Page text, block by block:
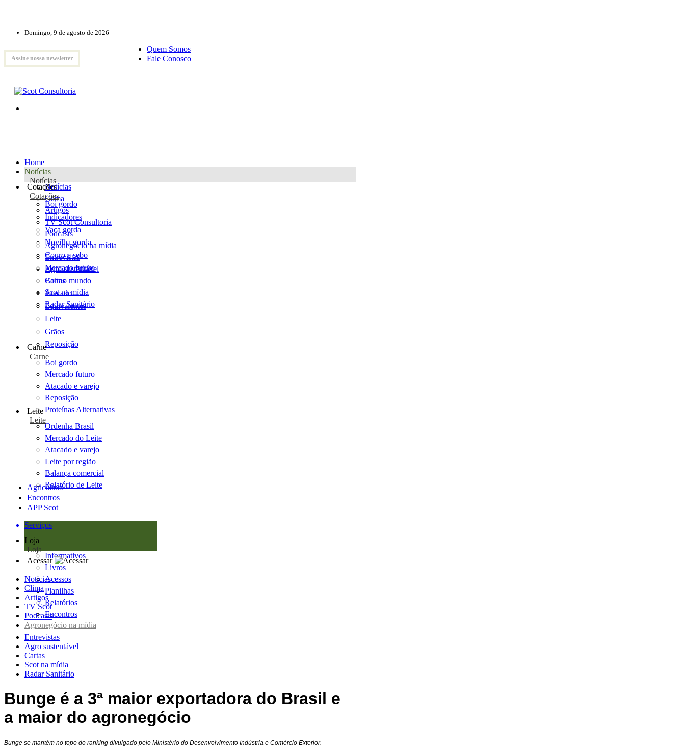
Domingo, 9 de agosto de 2026
Assine nossa newsletter
Quem Somos
Fale Conosco
Home
Notícias
Notícias
Notícias
Clima
Artigos
TV Scot Consultoria
Podcasts
Agronegócio na mídia
Entrevistas
Agro sustentável
Cartas
Scot na mídia
Radar Sanitário
Cotações
Cotações
Boi gordo
Indicadores
Vaca gorda
Novilha gorda
Couro e sebo
Mercado futuro
Boi no mundo
Atacado
Equivalentes
Leite
Grãos
Reposição
Carne
Carne
Boi gordo
Mercado futuro
Atacado e varejo
Reposição
Proteínas Alternativas
Leite
Leite
Ordenha Brasil
Mercado do Leite
Atacado e varejo
Leite por região
Balança comercial
Relatório de Leite
Agricultura
Encontros
APP Scot
Serviços
Loja
Loja
Informativos
Livros
Acessos
Planilhas
Relatórios
Encontros
Acessar
Notícias
Clima
Artigos
TV Scot
Podcasts
Agronegócio na mídia
Entrevistas
Agro sustentável
Cartas
Scot na mídia
Radar Sanitário
Bunge é a 3ª maior exportadora do Brasil e
a maior do agronegócio
Bunge se mantém no topo do ranking divulgado pelo Ministério do Desenvolvimento Indústria e Comércio Exterior.